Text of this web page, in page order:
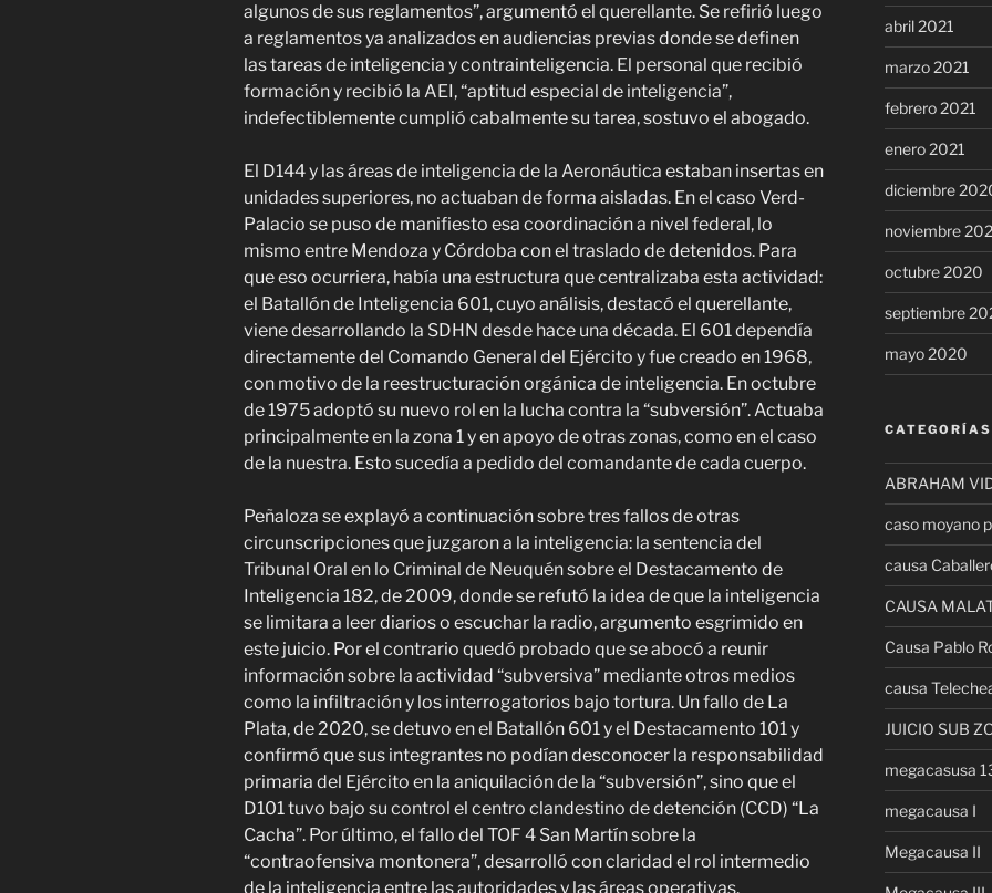
algunos de sus reglamentos”, argumentó el querellante. Se refirió luego
a reglamentos ya analizados en audiencias previas donde se definen
las tareas de inteligencia y contrainteligencia. El personal que recibió
formación y recibió la AEI, “aptitud especial de inteligencia”,
indefectiblemente cumplió cabalmente su tarea, sostuvo el abogado.
El D144 y las áreas de inteligencia de la Aeronáutica estaban insertas en
unidades superiores, no actuaban de forma aisladas. En el caso Verd-
Palacio se puso de manifiesto esa coordinación a nivel federal, lo
mismo entre Mendoza y Córdoba con el traslado de detenidos. Para
que eso ocurriera, había una estructura que centralizaba esta actividad:
el Batallón de Inteligencia 601, cuyo análisis, destacó el querellante,
viene desarrollando la SDHN desde hace una década. El 601 dependía
directamente del Comando General del Ejército y fue creado en 1968,
con motivo de la reestructuración orgánica de inteligencia. En octubre
de 1975 adoptó su nuevo rol en la lucha contra la “subversión”. Actuaba
principalmente en la zona 1 y en apoyo de otras zonas, como en el caso
de la nuestra. Esto sucedía a pedido del comandante de cada cuerpo.
Peñaloza se explayó a continuación sobre tres fallos de otras
circunscripciones que juzgaron a la inteligencia: la sentencia del
Tribunal Oral en lo Criminal de Neuquén sobre el Destacamento de
Inteligencia 182, de 2009, donde se refutó la idea de que la inteligencia
se limitara a leer diarios o escuchar la radio, argumento esgrimido en
este juicio. Por el contrario quedó probado que se abocó a reunir
información sobre la actividad “subversiva” mediante otros medios
como la infiltración y los interrogatorios bajo tortura. Un fallo de La
Plata, de 2020, se detuvo en el Batallón 601 y el Destacamento 101 y
confirmó que sus integrantes no podían desconocer la responsabilidad
primaria del Ejército en la aniquilación de la “subversión”, sino que el
D101 tuvo bajo su control el centro clandestino de detención (CCD) “La
Cacha”. Por último, el fallo del TOF 4 San Martín sobre la
“contraofensiva montonera”, desarrolló con claridad el rol intermedio
de la inteligencia entre las autoridades y las áreas operativas.
abril 2021
marzo 2021
febrero 2021
enero 2021
diciembre
noviembre
octubre 2020
septiembre
mayo 2020
CATEGORÍAS
ABRAHAM
caso moyano
causa
CAUSA
Causa Pablo
causa
JUICIO SUB
megacasusa
megacausa I
Megacausa II